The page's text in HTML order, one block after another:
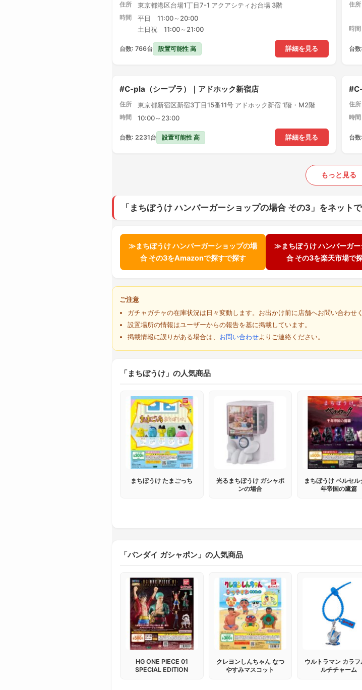
住所 東京都港区台場1丁目7-1 アクアシティお台場 3階
時間
平日 11:00～20:00
土日祝 11:00～21:00
詳細を見る
台数: 766台 設置可能性 高
住所
時間
台
#C-pla（シープラ）｜アドホック新宿店
住所 東京都新宿区新宿3丁目15番11号 アドホック新宿 1階・M2階
時間 10:00～23:00
詳細を見る
台数: 2231台 設置可能性 高
住所
時間
台
もっと見る
「まちぼうけ ハンバーガーショップの場合 その3」をネット
≫まちぼうけ ハンバーガーショップの場
合 その3をAmazonで探すで探す
≫まちぼうけ ハンバーガ
合 その3を楽天市場で
ご注意
ガチャガチャの在庫状況は日々変動します。お出かけ前に店舗へお問い合わせく
設置場所の情報はユーザーからの報告を基に掲載しています。
掲載情報に誤りがある場合は、 お問い合わせよりご連絡ください。
「まちぼうけ」の人気商品
まちぼうけ たまごっち
光るまちぼうけ ガシャポ
ンの場合
まちぼうけ ベルセル
年帝国の鷹篇
「バンダイ ガシャポン」の人気商品
HG ONE PIECE 01
SPECIAL EDITION
クレヨンしんちゃん なつ
やすみマスコット
ウルトラマン カラフ
ルチチャーム